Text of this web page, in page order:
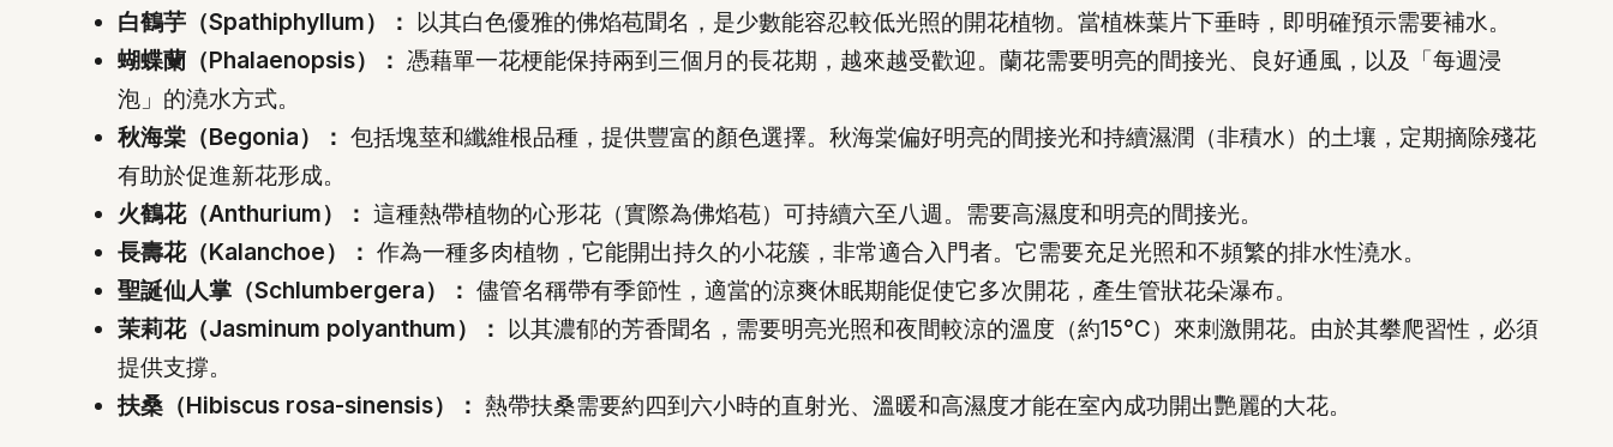
白鶴芋（Spathiphyllum）： 以其白色優雅的佛焰苞聞名，是少數能容忍較低光照的開花植物。當植株葉片下垂時，即明確預示需要補水。
蝴蝶蘭（Phalaenopsis）： 憑藉單一花梗能保持兩到三個月的長花期，越來越受歡迎。蘭花需要明亮的間接光、良好通風，以及「每週浸
泡」的澆水方式。
秋海棠（Begonia）： 包括塊莖和纖維根品種，提供豐富的顏色選擇。秋海棠偏好明亮的間接光和持續濕潤（非積水）的土壤，定期摘除殘花
有助於促進新花形成。
火鶴花（Anthurium）： 這種熱帶植物的心形花（實際為佛焰苞）可持續六至八週。需要高濕度和明亮的間接光。
長壽花（Kalanchoe）： 作為一種多肉植物，它能開出持久的小花簇，非常適合入門者。它需要充足光照和不頻繁的排水性澆水。
聖誕仙人掌（Schlumbergera）： 儘管名稱帶有季節性，適當的涼爽休眠期能促使它多次開花，產生管狀花朵瀑布。
茉莉花（Jasminum polyanthum）： 以其濃郁的芳香聞名，需要明亮光照和夜間較涼的溫度（約15°C）來刺激開花。由於其攀爬習性，必須
提供支撐。
扶桑（Hibiscus rosa-sinensis）： 熱帶扶桑需要約四到六小時的直射光、溫暖和高濕度才能在室內成功開出艷麗的大花。